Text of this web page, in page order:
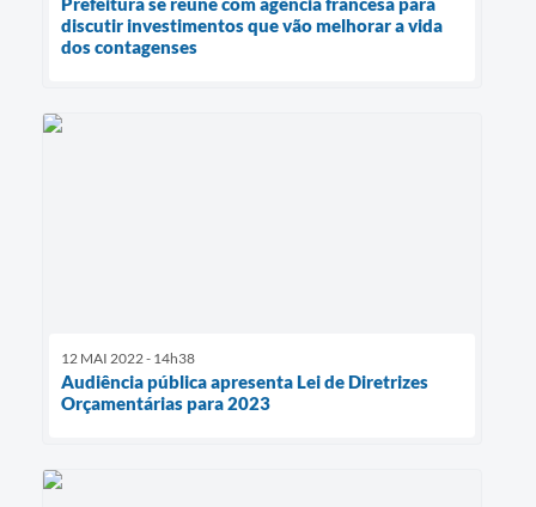
discutir investimentos que vão melhorar a vida
dos contagenses
12 MAI 2022 - 14h38
Audiência pública apresenta Lei de Diretrizes
Orçamentárias para 2023